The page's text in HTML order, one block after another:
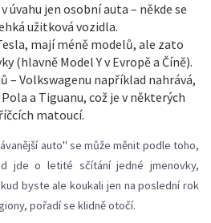
úvahu jen osobní auta – někde se
užitková vozidla.
mají méně modelů, ale zato
(hlavně Model Y v Evropě a Číně).
– Volkswagenu například nahrává,
a Tiguanu, což je v některých
matoucí.
auto" se může měnit podle toho,
jde o letité sčítání jedné jmenovky,
byste ale koukali jen na poslední rok
pořadí se klidně otočí.